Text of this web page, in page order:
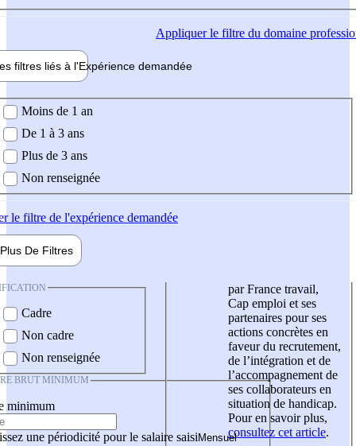
Appliquerle filtre du domaine
filtres liés à l'Expérience demandée
demandée
Moins de 1 an
De 1 à 3 ans
Plus de 3 ans
Non renseignée
le filtre de l'expérience demandée
Plus De Filtres
Cadre
Non cadre
Non renseignée
BRUT MINIMUM
minimum
une périodicité pour le salaire saisi
par France travail,
Cap emploi et ses
partenaires pour ses
actions concrètes en
faveur du recrutement,
de l’intégration et de
l’accompagnement de
ses collaborateurs en
situation de handicap.
Pour en savoir plus,
consultez cet article.